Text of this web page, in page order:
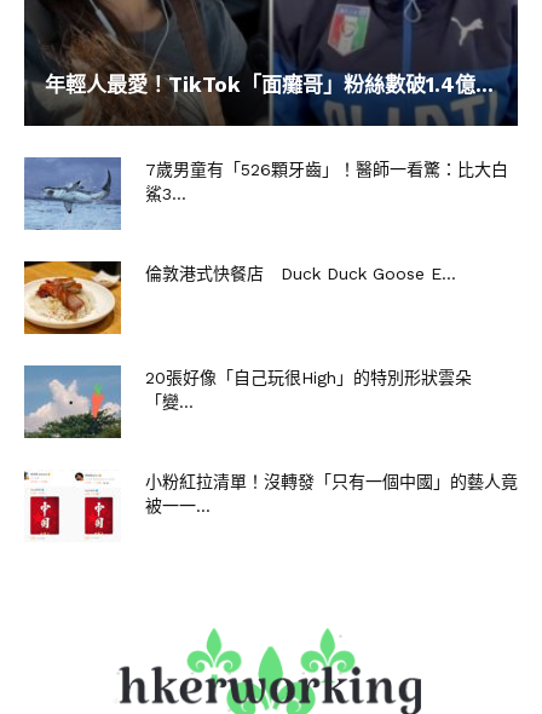
年輕人最愛！TikTok「面癱哥」粉絲數破1.4億...
7歲男童有「526顆牙齒」！醫師一看驚：比大白
鯊3...
倫敦港式快餐店 Duck Duck Goose E...
20張好像「自己玩很High」的特別形狀雲朵
「變...
小粉紅拉清單！沒轉發「只有一個中國」的藝人竟
被一一...